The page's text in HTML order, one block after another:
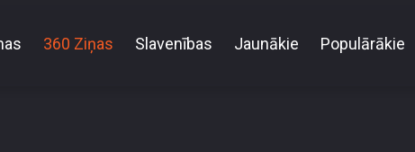
360 Ziņas Slavenības Jaunākie Populārākie